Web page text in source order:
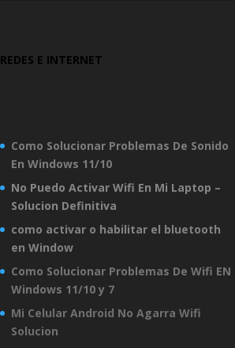
REDES E INTERNET
Como Solucionar Problemas De Sonido
En Windows 11/10
No Puedo Activar Wifi En Mi Laptop –
Solucion Definitiva
como activar o habilitar el bluetooth
en Window
Como Solucionar Problemas De Wifi EN
Windows 11/10 y 7
Mi Celular Android No Agarra Wifi
Solucion